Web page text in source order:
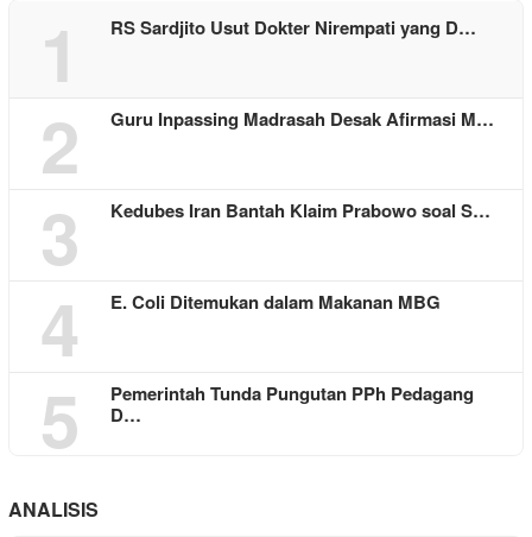
1 RS Sardjito Usut Dokter Nirempati yang D…
2 Guru Inpassing Madrasah Desak Afirmasi M…
3 Kedubes Iran Bantah Klaim Prabowo soal S…
4 E. Coli Ditemukan dalam Makanan MBG
5
Pemerintah Tunda Pungutan PPh Pedagang
D…
ANALISIS